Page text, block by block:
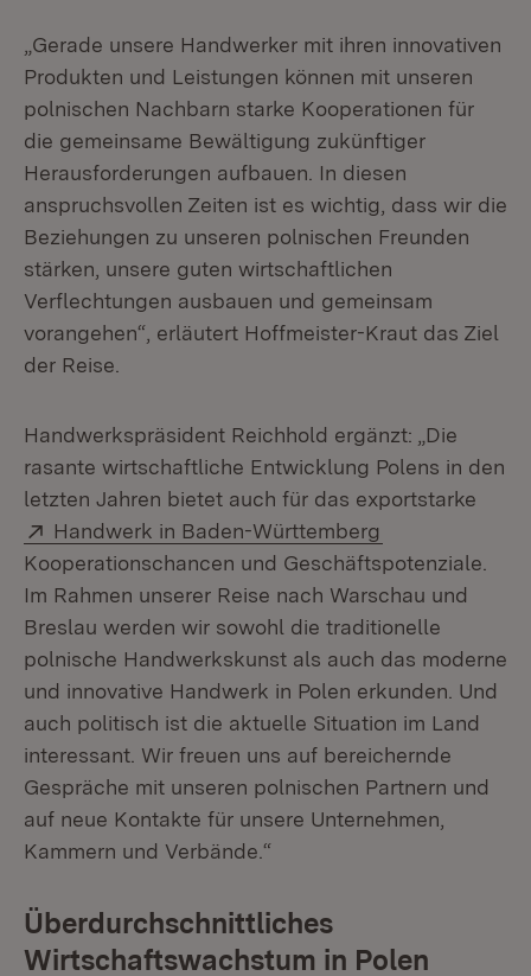
„Gerade unsere Handwerker mit ihren innovativen
Produkten und Leistungen können mit unseren
polnischen Nachbarn starke Kooperationen für
die gemeinsame Bewältigung zukünftiger
Herausforderungen aufbauen. In diesen
anspruchsvollen Zeiten ist es wichtig, dass wir die
Beziehungen zu unseren polnischen Freunden
stärken, unsere guten wirtschaftlichen
Verflechtungen ausbauen und gemeinsam
vorangehen“, erläutert Hoffmeister-Kraut das Ziel
der Reise.
Handwerkspräsident Reichhold ergänzt: „Die
rasante wirtschaftliche Entwicklung Polens in den
letzten Jahren bietet auch für das exportstarke
Extern:
Handwerk in Baden-Württemberg
Kooperationschancen und Geschäftspotenziale.
Im Rahmen unserer Reise nach Warschau und
Breslau werden wir sowohl die traditionelle
polnische Handwerkskunst als auch das moderne
und innovative Handwerk in Polen erkunden. Und
auch politisch ist die aktuelle Situation im Land
interessant. Wir freuen uns auf bereichernde
Gespräche mit unseren polnischen Partnern und
auf neue Kontakte für unsere Unternehmen,
Kammern und Verbände.“
Überdurchschnittliches
Wirtschaftswachstum in Polen